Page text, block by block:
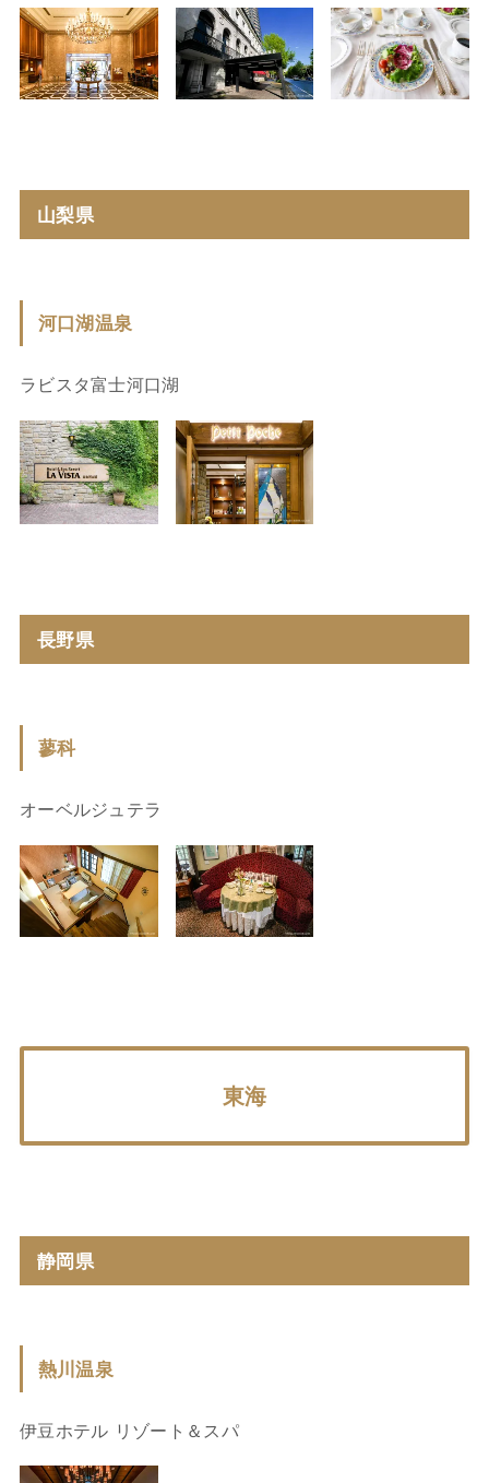
山梨県
河口湖温泉
ラビスタ富士河口湖
長野県
蓼科
オーベルジュテラ
東海
静岡県
熱川温泉
伊豆ホテル リゾート＆スパ